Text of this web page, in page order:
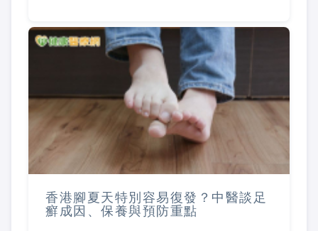
香港腳夏天特別容易復發？中醫談足
癬成因、保養與預防重點